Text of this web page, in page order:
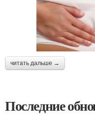
читать дальше →
Последние